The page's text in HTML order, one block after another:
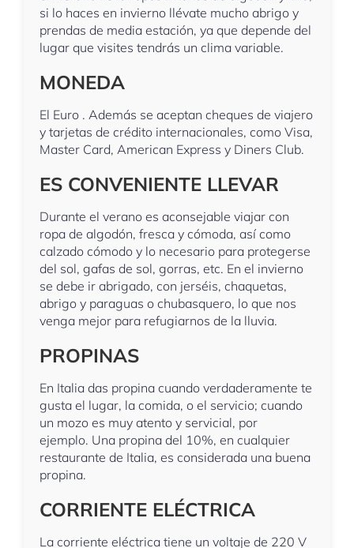
si lo haces en invierno llévate mucho abrigo y
prendas de media estación, ya que depende del
lugar que visites tendrás un clima variable.
MONEDA
El Euro . Además se aceptan cheques de viajero
y tarjetas de crédito internacionales, como Visa,
Master Card, American Express y Diners Club.
ES CONVENIENTE LLEVAR
Durante el verano es aconsejable viajar con
ropa de algodón, fresca y cómoda, así como
calzado cómodo y lo necesario para protegerse
del sol, gafas de sol, gorras, etc. En el invierno
se debe ir abrigado, con jerséis, chaquetas,
abrigo y paraguas o chubasquero, lo que nos
venga mejor para refugiarnos de la lluvia.
PROPINAS
En Italia das propina cuando verdaderamente te
gusta el lugar, la comida, o el servicio; cuando
un mozo es muy atento y servicial, por
ejemplo. Una propina del 10%, en cualquier
restaurante de Italia, es considerada una buena
propina.
CORRIENTE ELÉCTRICA
La corriente eléctrica tiene un voltaje de 220 V